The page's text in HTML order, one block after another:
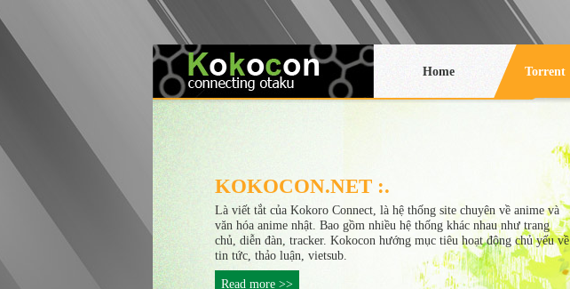
Home Torrent
KOKOCON.NET :.
Là viết tắt của Kokoro Connect, là hệ thống site chuyên về anime và
văn hóa anime nhật. Bao gồm nhiều hệ thống khác nhau như trang
chủ, diễn đàn, tracker. Kokocon hướng mục tiêu hoạt động chủ yếu về
tin tức, thảo luận, vietsub.
Read more >>